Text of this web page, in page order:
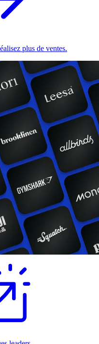
plus de ventes.